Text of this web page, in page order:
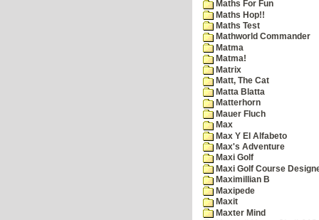
Maths For Fun
Maths Hop!!
Maths Test
Mathworld Commander
Matma
Matma!
Matrix
Matt, The Cat
Matta Blatta
Matterhorn
Mauer Fluch
Max
Max Y El Alfabeto
Max's Adventure
Maxi Golf
Maxi Golf Course
Maximillian B
Maxipede
Maxit
Maxter Mind